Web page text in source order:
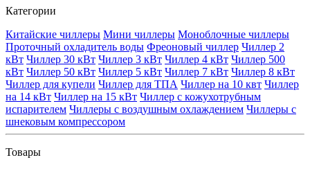
Категории
Китайские чиллеры Мини чиллеры Моноблочные чиллеры
Проточный охладитель воды Фреоновый чиллер Чиллер 2
кВт Чиллер 30 кВт Чиллер 3 кВт Чиллер 4 кВт Чиллер 500
кВт Чиллер 50 кВт Чиллер 5 кВт Чиллер 7 кВт Чиллер 8 кВт
Чиллер для купели Чиллер для ТПА Чиллер на 10 квт Чиллер
на 14 кВт Чиллер на 15 кВт Чиллер с кожухотрубным
испарителем Чиллеры с воздушным охлаждением Чиллеры с
шнековым компрессором
Товары